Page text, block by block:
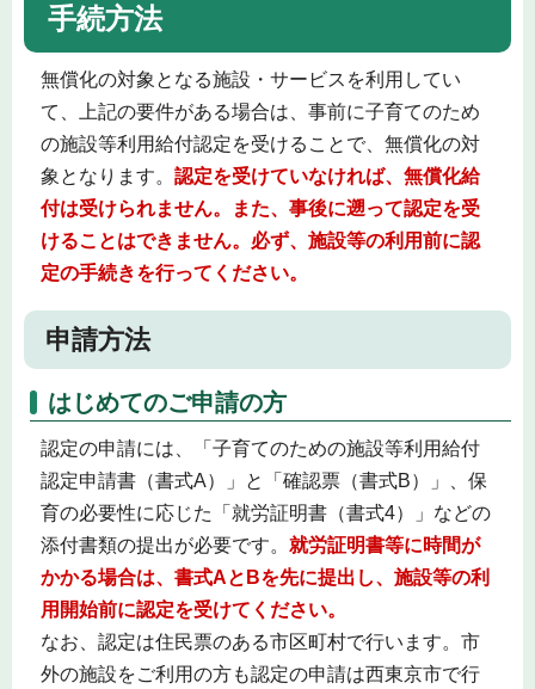
手続方法
無償化の対象となる施設・サービスを利用してい
て、上記の要件がある場合は、事前に子育てのため
の施設等利用給付認定を受けることで、無償化の対
象となります。 認定を受けていなければ、無償化給
付は受けられません。また、事後に遡って認定を受
けることはできません。必ず、施設等の利用前に認
定の手続きを行ってください。
申請方法
はじめてのご申請の方
認定の申請には、「子育てのための施設等利用給付
認定申請書（書式A）」と「確認票（書式B）」、保
育の必要性に応じた「就労証明書（書式4）」などの
添付書類の提出が必要です。 就労証明書等に時間が
かかる場合は、書式AとBを先に提出し、施設等の利
用開始前に認定を受けてください。
なお、認定は住民票のある市区町村で行います。市
外の施設をご利用の方も認定の申請は西東京市で行